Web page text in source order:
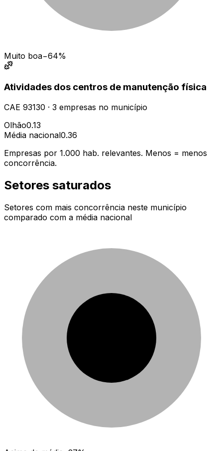
Muito boa−64%
Atividades dos centros de manutenção física
CAE 93130 · 3 empresas no município
Olhão0.13
Média nacional0.36
Empresas por 1.000 hab. relevantes. Menos = menos
concorrência.
Setores saturados
Setores com mais concorrência neste município
comparado com a média nacional